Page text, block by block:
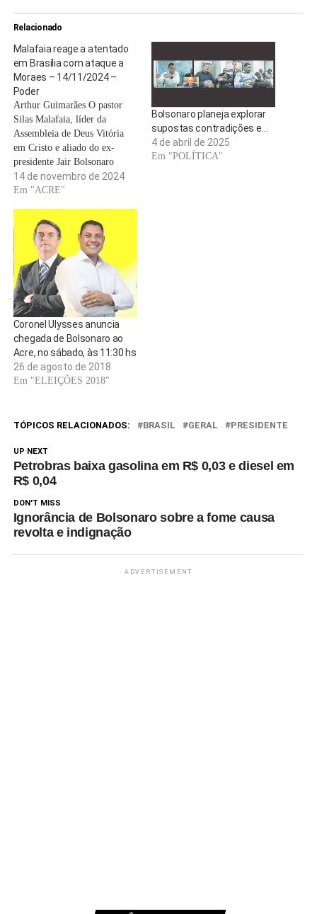
Relacionado
Malafaia reage a atentado
em Brasília com ataque a
Moraes – 14/11/2024 –
Poder
Arthur Guimarães O pastor
Silas Malafaia, líder da
Assembleia de Deus Vitória
em Cristo e aliado do ex-
presidente Jair Bolsonaro
(PL), reagiu ao atentado em
Brasília afirmando que o
do STF (Supremo Tribunal
Federal), acirrou os ânimos
com suas decisões sobre o 8 de
janeiro e…
14 de novembro de 2024
Em "ACRE"
Bolsonaro planeja explorar
supostas contradições e…
4 de abril de 2025
Em "POLÍTICA"
Coronel Ulysses anuncia
chegada de Bolsonaro ao
Acre, no sábado, às 11:30 hs
26 de agosto de 2018
Em "ELEIÇÕES 2018"
TÓPICOS RELACIONADOS: BRASIL GERAL PRESIDENTE
UP NEXT
Petrobras baixa gasolina em R$ 0,03 e diesel em
R$ 0,04
DON'T MISS
Ignorância de Bolsonaro sobre a fome causa
revolta e indignação
ADVERTISEMENT